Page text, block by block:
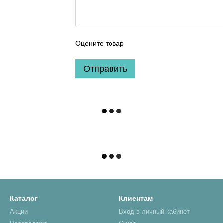
Оцените товар
Отправить
Каталог
Акции
Клиентам
Вход в личный кабинет